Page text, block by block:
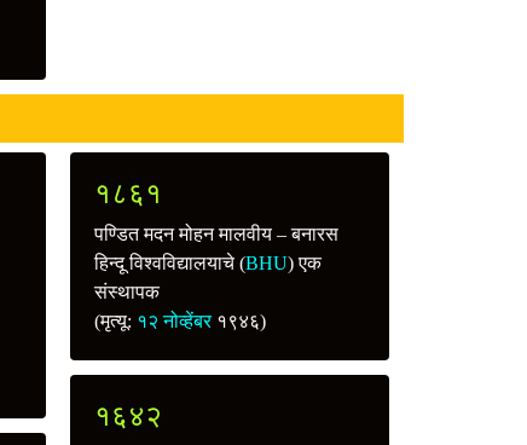
१८६१
पण्डित मदन मोहन मालवीय – बनारस
हिन्दू विश्वविद्यालयाचे (BHU) एक
संस्थापक
(मृत्यू: १२ नोव्हेंबर१९४६)
१६४२